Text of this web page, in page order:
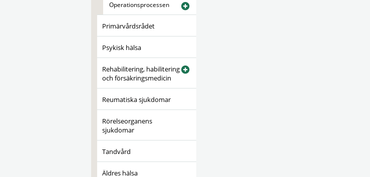
Operationsprocessen
Primärvårdsrådet
Psykisk hälsa
Rehabilitering, habilitering
och försäkringsmedicin
Reumatiska sjukdomar
Rörelseorganens
sjukdomar
Tandvård
Äldres hälsa